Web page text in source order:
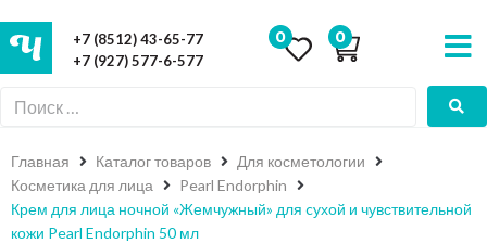
+7 (8512) 43-65-77
+7 (927) 577-6-577
0 0
Главная Каталог товаров
Для косметологии
Косметика для лица
Pearl Endorphin
Крем для лица ночной «Жемчужный» для cухой и чувствительной
кожи Pearl Endorphin 50 мл